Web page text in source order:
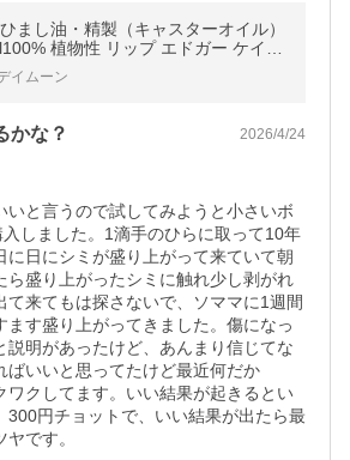
まし油・精製（キャスターオイル）
植物性 リップ エドガー ケイシ
買
イムーン
かな？ 2026/4/24
いと言うので試してみようと小さいボ
入しました。1滴手のひらに取って10年
に日にシミが盛り上がって来ていて朝
ら盛り上がったシミに触れ少し剥がれ
て来てもは探さないで、ソママに1週間
ます盛り上がってきました。傷になっ
説明があったけど、あんまり信じてな
ばいいと思ってたけど最近何だか
ワクしてます。いい結果が起きるとい
300円チョットで、いい結果が出たら最
です。